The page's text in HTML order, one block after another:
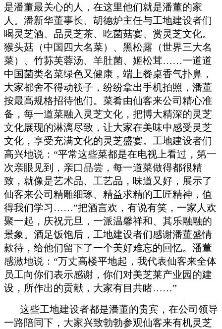
是潘董最关心的人，在这里他们就是潘董的家
人。潘新华董事长、胡德炉主任与工地建设者们
喝灵芝酒、品灵芝茶、吃菌菇宴、赏灵芝文化。
猴头菇（中国四大名菜）、黑松露（世界三大名
菜）、竹荪芙蓉汤、羊肚菌、姬松茸……一道道
中国菌类名菜绿色又健康，端上餐桌香气扑鼻，
大家都舍不得动筷子，纷纷拿出手机拍照，潘董
按最高规格招待他们。菜肴由仙客来公司精心准
备，每一道菜融入灵芝文化，把博大精深的灵芝
文化展现的淋漓尽致，让大家在美味中感受灵芝
文化，享受充满文化的灵芝盛宴。工地建设者们
高兴地说：“平常这些菜都是在电视上看过，第一
次亲眼见到，亲口品尝，每一道菜做得都很精
致，就像是艺术品、工艺品，味道又好，展示了
仙客来公司精雕细琢、精益求精的工匠精神，值
得我们学习……”把酒言欢，有说有笑，一家人欢
聚一起，庆祝元旦，一派温馨祥和、其乐融融的
景象。酒足饭饱后，工地建设者们感谢潘董盛情
款待，给他们留下了一个美好难忘的回忆。潘董
感激地说：“万丈高楼平地起，我代表仙客来全体
员工向你们表示感谢，你们对美芝莱产业园的建
设，所作出的贡献，大家有目共睹……”
这些工地建设者都是潘董的贵宾，在公司领导
一路陪同下，大家兴致勃勃参观仙客来有机灵芝